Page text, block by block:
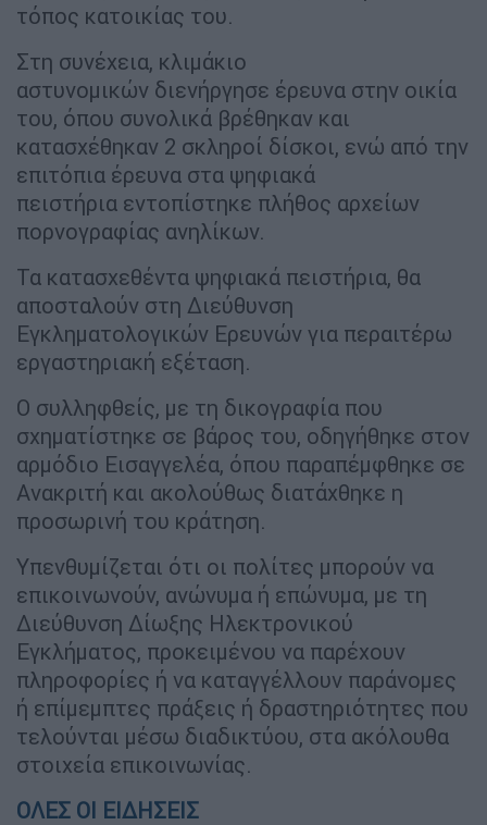
τόπος κατοικίας του.
Στη συνέχεια, κλιμάκιο
αστυνομικών διενήργησε έρευνα στην οικία
του, όπου συνολικά βρέθηκαν και
κατασχέθηκαν 2 σκληροί δίσκοι, ενώ από την
επιτόπια έρευνα στα ψηφιακά
πειστήρια εντοπίστηκε πλήθος αρχείων
πορνογραφίας ανηλίκων.
Τα κατασχεθέντα ψηφιακά πειστήρια, θα
αποσταλούν στη Διεύθυνση
Εγκληματολογικών Ερευνών για περαιτέρω
εργαστηριακή εξέταση.
Ο συλληφθείς, με τη δικογραφία που
σχηματίστηκε σε βάρος του, οδηγήθηκε στον
αρμόδιο Εισαγγελέα, όπου παραπέμφθηκε σε
Ανακριτή και ακολούθως διατάχθηκε η
προσωρινή του κράτηση.
Υπενθυμίζεται ότι οι πολίτες μπορούν να
επικοινωνούν, ανώνυμα ή επώνυμα, με τη
Διεύθυνση Δίωξης Ηλεκτρονικού
Εγκλήματος, προκειμένου να παρέχουν
πληροφορίες ή να καταγγέλλουν παράνομες
ή επίμεμπτες πράξεις ή δραστηριότητες που
τελούνται μέσω διαδικτύου, στα ακόλουθα
στοιχεία επικοινωνίας.
ΟΛΕΣ ΟΙ ΕΙΔΗΣΕΙΣ